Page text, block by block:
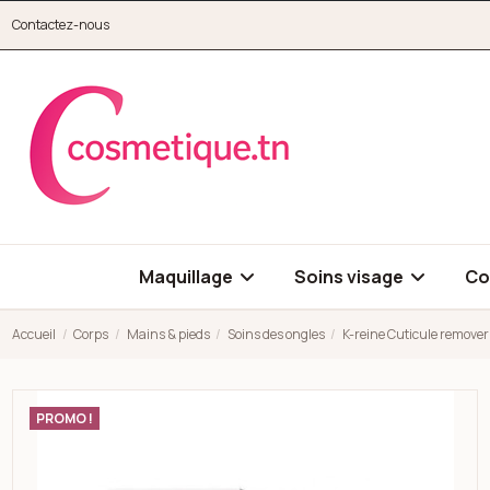
Contactez-nous
Maquillage Soins visage
Accueil Corps Mains & pieds Soins des ongles K-reine Cuticule
PROMO !
Open high resolution image of K-reine Cuticule remover (eau